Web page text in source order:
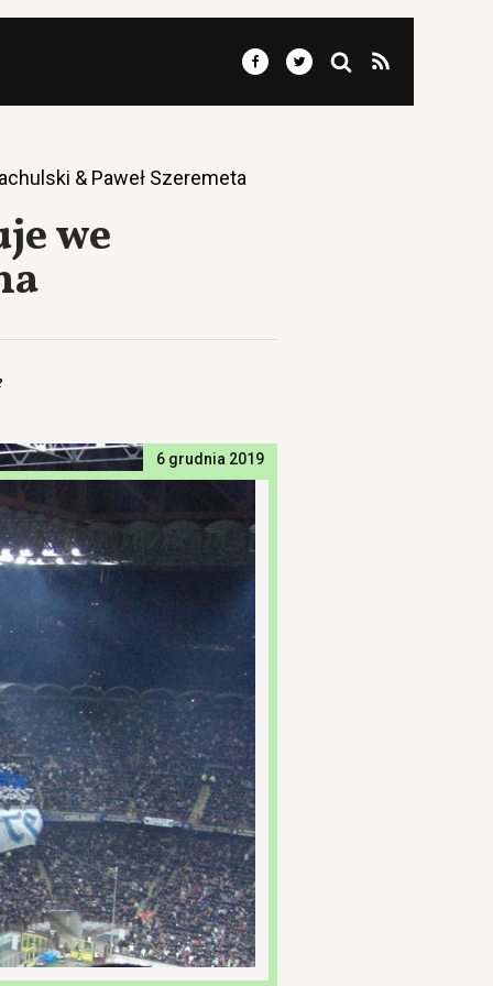
& Paweł Szeremeta
we
6 grudnia 2019